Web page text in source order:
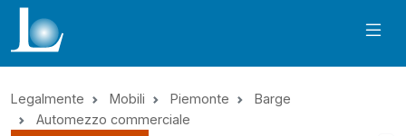
Legalmente Mobili Piemonte
Barge
Automezzo commerciale